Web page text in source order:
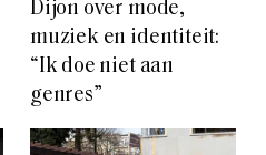
Dijon over mode,
muziek en identiteit:
“Ik doe niet aan
genres”